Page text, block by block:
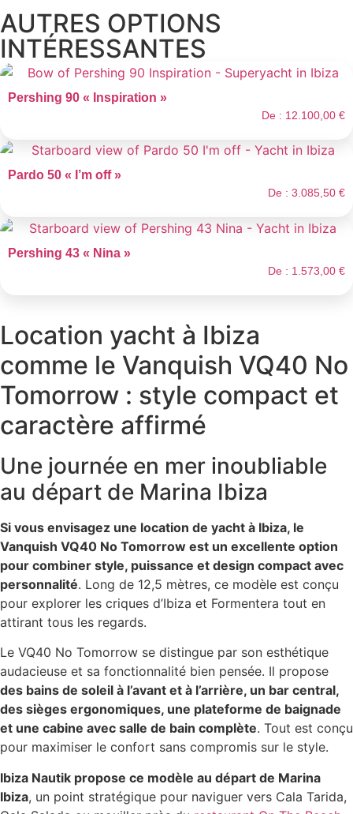
AUTRES OPTIONS
INTÉRESSANTES
Pershing 90 « Inspiration »
De : 12.100,00 €
Pardo 50 « I’m off »
De : 3.085,50 €
Pershing 43 « Nina »
De : 1.573,00 €
Location yacht à Ibiza
comme le Vanquish VQ40 No
Tomorrow : style compact et
caractère affirmé
Une journée en mer inoubliable
au départ de Marina Ibiza
Si vous envisagez une location de yacht à Ibiza, le
Vanquish VQ40 No Tomorrow est un excellente option
pour combiner style, puissance et design compact avec
personnalité. Long de 12,5 mètres, ce modèle est conçu
pour explorer les criques d’Ibiza et Formentera tout en
attirant tous les regards.
Le VQ40 No Tomorrow se distingue par son esthétique
audacieuse et sa fonctionnalité bien pensée. Il propose
des bains de soleil à l’avant et à l’arrière, un bar central,
des sièges ergonomiques, une plateforme de baignade
et une cabine avec salle de bain complète. Tout est conçu
pour maximiser le confort sans compromis sur le style.
Ibiza Nautik propose ce modèle au départ de Marina
Ibiza, un point stratégique pour naviguer vers Cala Tarida,